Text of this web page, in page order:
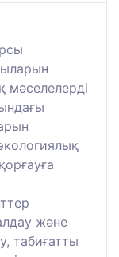
мәселелерді
және
табиғатты